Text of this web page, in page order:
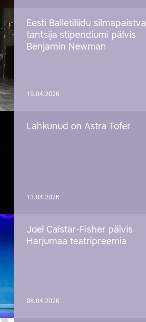
Eesti Balletiliidu silmapaistva
tantsija stipendiumi pälvis
Benjamin Newman
19.04.2026
Lahkunud on Astra Tofer
13.04.2026
Joel Calstar-Fisher pälvis
Harjumaa teatripreemia
08.04.2026